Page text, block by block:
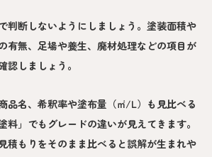
判断しないようにしましょう。塗装面積や
有無、足場や養生、廃材処理などの項目が
認しましょう。
品名、希釈率や塗布量（㎡/L）も見比べる
料」でもグレードの違いが見えてきます。
積もりをそのまま比べると誤解が生まれや